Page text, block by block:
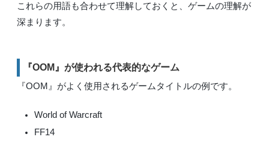
これらの用語も合わせて理解しておくと、ゲームの理解が
深まります。
『OOM』が使われる代表的なゲーム
『OOM』がよく使用されるゲームタイトルの例です。
World of Warcraft
FF14